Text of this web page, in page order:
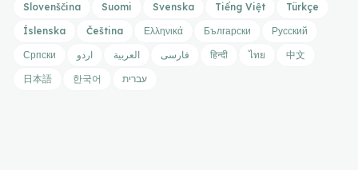
Slovenščina
Suomi Svenska Tiếng Việt
Türkçe
Íslenska
Čeština Ελληνικά Български
Русский
Српски
اردو العربية فارسی हिन्दी ไทย
中文
日本語
한국어 עברית